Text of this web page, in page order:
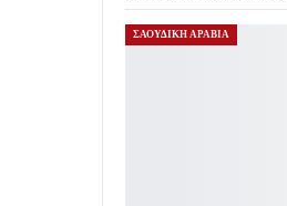
ΣΑΟΥΔΙΚΗ ΑΡΑΒΙΑ